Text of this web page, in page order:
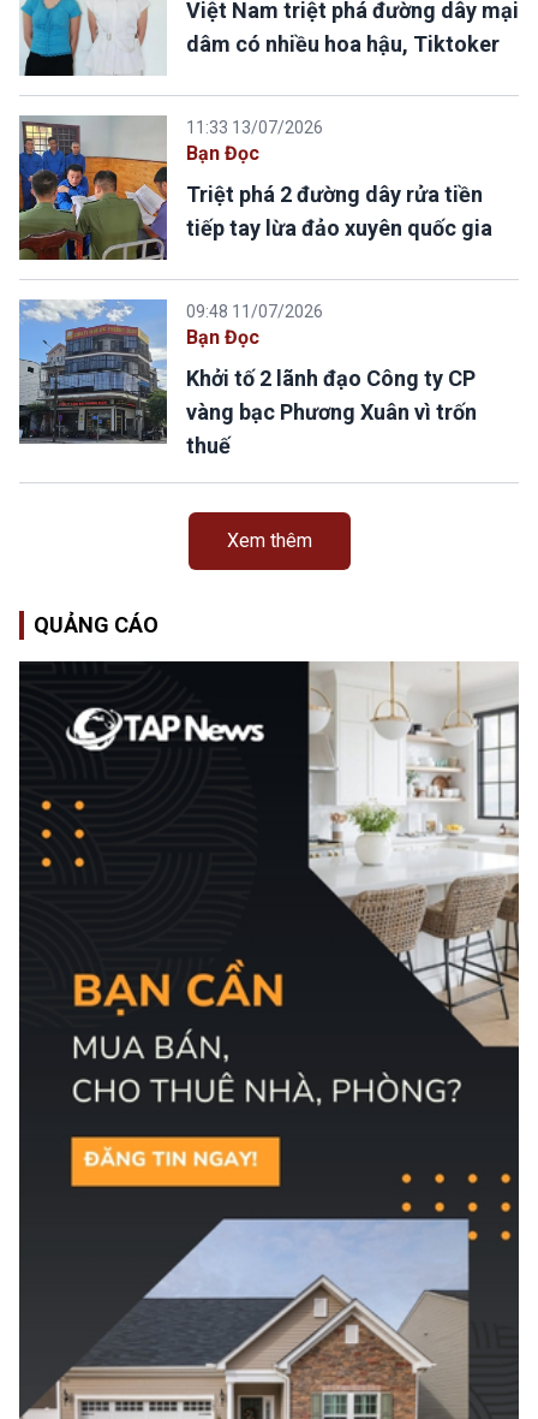
Việt Nam triệt phá đường dây mại
dâm có nhiều hoa hậu, Tiktoker
11:33 13/07/2026
Bạn Đọc
Triệt phá 2 đường dây rửa tiền
tiếp tay lừa đảo xuyên quốc gia
09:48 11/07/2026
Bạn Đọc
Khởi tố 2 lãnh đạo Công ty CP
vàng bạc Phương Xuân vì trốn
thuế
Xem thêm
QUẢNG CÁO